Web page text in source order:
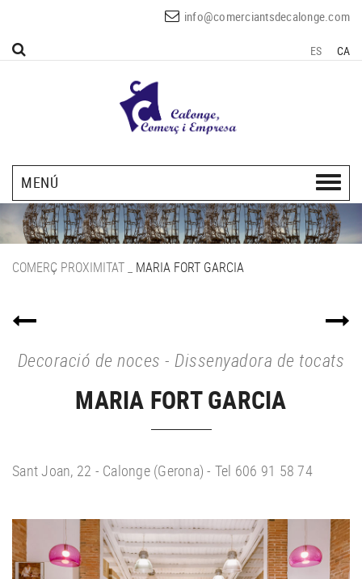
info@comerciantsdecalonge.com
ES CA
MENÚ
COMERÇ PROXIMITAT MARIA FORT GARCIA
Decoració de noces - Dissenyadora de tocats
MARIA FORT GARCIA
Sant Joan, 22 - Calonge (Gerona) - Tel 606 91 58 74